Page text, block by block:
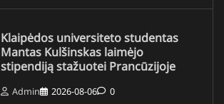
Klaipėdos universiteto studentas
Mantas Kulšinskas laimėjo
stipendiją stažuotei Prancūzijoje
Admin 2026-08-06 0